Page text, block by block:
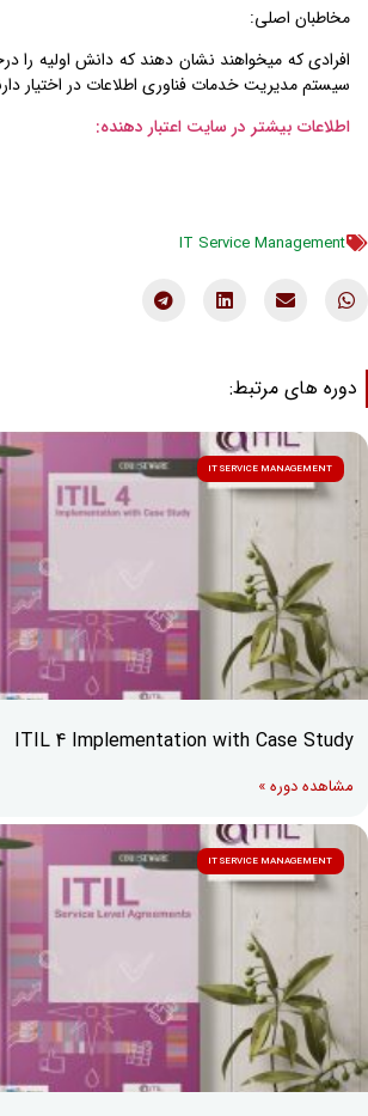
مخاطبان اصلی:
سیستم مدیریت خدمات فناوری اطلاعات در اختیار دارند
اطلاعات بیشتر در سایت اعتبار دهنده:
IT Service Management
های مرتبط:
IT SERVICE MANAGEMENT
ITIL 4 Implementation with Case Study
مشاهده دوره »
IT SERVICE MANAGEMENT